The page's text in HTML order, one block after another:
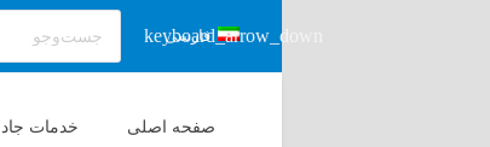
فارسی
صفحه اصلی خدمات